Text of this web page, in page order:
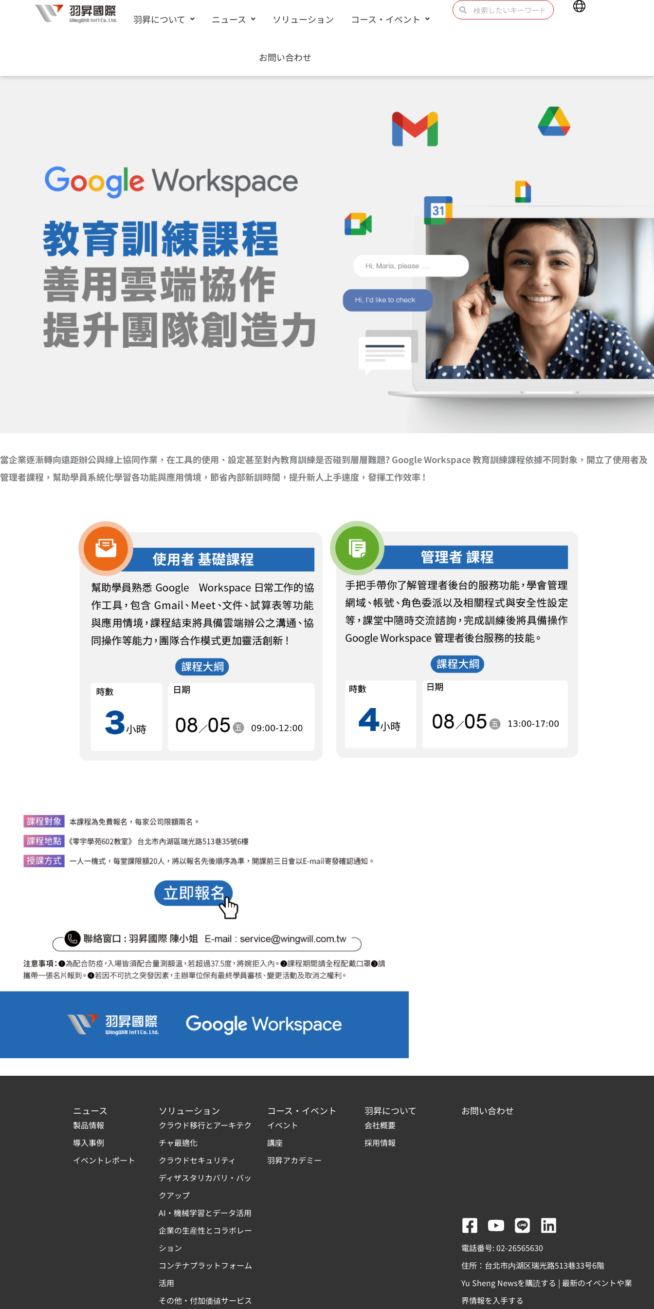
キ
羽昇について ニュース ソリューション コース・イベント
お問い合わせ
検
Main
當企業逐漸轉向遠距辦公與線上協同作業，在工具的使用、設定甚至對內教育訓練是否碰到層層難題? Google Workspace 教育訓練課程依據不同對象，開立了使用者及
管理者課程，幫助學員系統化學習各功能與應用情境，節省內部新訓時間，提升新人上手速度，發揮工作效率 !
ニュース
製品情報
導入事例
イベントレポート
ソリューション
クラウド移行とアーキテク
チャ最適化
クラウドセキュリティ
ディザスタリカバリ・バッ
クアップ
AI・機械学習とデータ活用
企業の生産性とコラボレー
ション
コンテナプラットフォーム
活用
その他・付加価値サービス
コース・イベント
イベント
講座
羽昇アカデミー
羽昇について
会社概要
採用情報
お問い合わせ
F
a
c
e
b
Y
o
u
t
u
L
i
n
e
L
n
k
e
電話番号: 02-26565630
住所：台北市内湖区瑞光路513巷33号6階
Yu Sheng Newsを購読する | 最新のイベントや業
界情報を入手する